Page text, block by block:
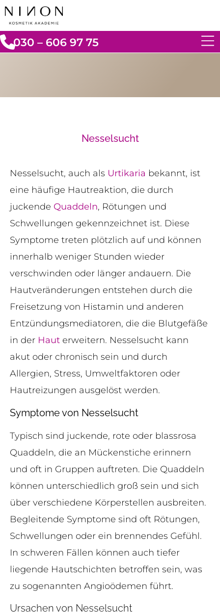
030 – 606 97 75
Nesselsucht
Nesselsucht, auch als Urtikaria bekannt, ist
eine häufige Hautreaktion, die durch
juckende Quaddeln, Rötungen und
Schwellungen gekennzeichnet ist. Diese
Symptome treten plötzlich auf und können
innerhalb weniger Stunden wieder
verschwinden oder länger andauern. Die
Hautveränderungen entstehen durch die
Freisetzung von Histamin und anderen
Entzündungsmediatoren, die die Blutgefäße
in der Haut erweitern. Nesselsucht kann
akut oder chronisch sein und durch
Allergien, Stress, Umweltfaktoren oder
Hautreizungen ausgelöst werden.
Symptome von Nesselsucht
Typisch sind juckende, rote oder blassrosa
Quaddeln, die an Mückenstiche erinnern
und oft in Gruppen auftreten. Die Quaddeln
können unterschiedlich groß sein und sich
über verschiedene Körperstellen ausbreiten.
Begleitende Symptome sind oft Rötungen,
Schwellungen oder ein brennendes Gefühl.
In schweren Fällen können auch tiefer
liegende Hautschichten betroffen sein, was
zu sogenannten Angioödemen führt.
Ursachen von Nesselsucht